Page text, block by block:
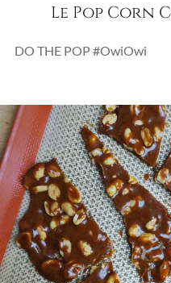
Le Pop Corn
DO THE POP #OwiOwi